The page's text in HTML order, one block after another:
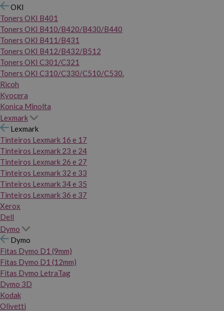
OKI
Toners OKI B401
Toners OKI B410/B420/B430/B440
Toners OKI B411/B431
Toners OKI B412/B432/B512
Toners OKI C301/C321
Toners OKI C310/C330/C510/C530.
Ricoh
Kyocera
Konica Minolta
Lexmark
Lexmark
Tinteiros Lexmark 16 e 17
Tinteiros Lexmark 23 e 24
Tinteiros Lexmark 26 e 27
Tinteiros Lexmark 32 e 33
Tinteiros Lexmark 34 e 35
Tinteiros Lexmark 36 e 37
Xerox
Dell
Dymo
Dymo
Fitas Dymo D1 (9mm)
Fitas Dymo D1 (12mm)
Fitas Dymo LetraTag
Dymo 3D
Kodak
Olivetti